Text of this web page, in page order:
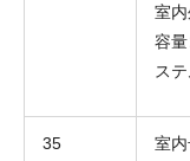
室
容
ステ
35 室